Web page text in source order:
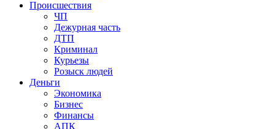
Происшествия
ЧП
Дежурная часть
ДТП
Криминал
Курьезы
Розыск людей
Деньги
Экономика
Бизнес
Финансы
АПК